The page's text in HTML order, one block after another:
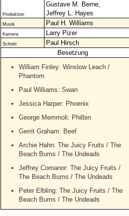
Produktion
Gustave M. Berne,
Jeffrey L. Hayes
Musik Paul H. Williams
Kamera Larry Pizer
Schnitt
Paul Hirsch
Besetzung
William Finley: Winslow Leach /
Phantom
Paul Williams: Swan
Jessica Harper: Phoenix
George Memmoli: Philbin
Gerrit Graham: Beef
Archie Hahn: The Juicy Fruits / The
Beach Bums / The Undeads
Jeffrey Comanor: The Juicy Fruits /
The Beach Bums / The Undeads
Peter Elbling: The Juicy Fruits / The
Beach Bums / The Undeads